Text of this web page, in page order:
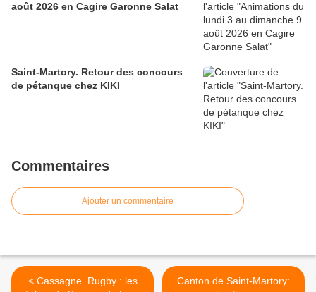
août 2026 en Cagire Garonne Salat
Saint-Martory. Retour des concours
de pétanque chez KIKI
Commentaires
Ajouter un commentaire
< Cassagne. Rugby : les
Canton de Saint-Martory: